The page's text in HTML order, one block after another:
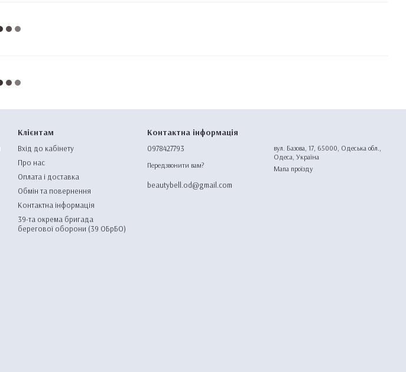
Клієнтам
Вхід до кабінету
Про нас
Оплата і доставка
Обмін та повернення
Контактна інформація
39-та окрема бригада
берегової оборони (39 ОБрБО)
Контактна інформація
0978427793
Передзвонити вам?
beautybell.od@gmail.com
вул. Базова, 17, 65000, Одеська обл.,
Одеса, Україна
Мапа проїзду